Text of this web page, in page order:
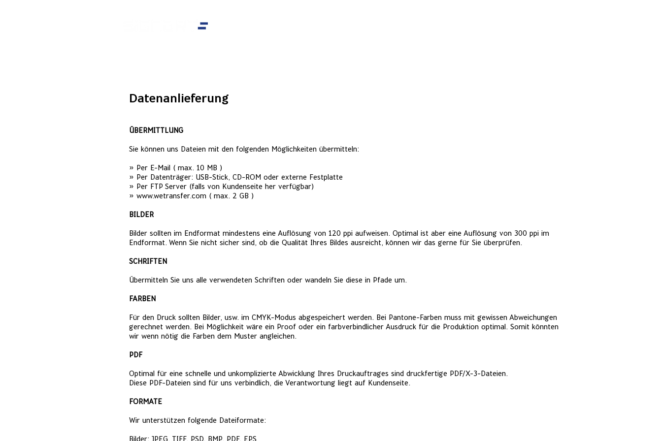
Datenanlieferung
ÜBERMITTLUNG
Sie können uns Dateien mit den folgenden Möglichkeiten übermitteln:
» Per E-Mail ( max. 10 MB )
» Per Datenträger: USB-Stick, CD-ROM oder externe Festplatte
» Per FTP Server (falls von Kundenseite her verfügbar)
» www.wetransfer.com ( max. 2 GB )
BILDER
Bilder sollten im Endformat mindestens eine Auflösung von 120 ppi aufweisen. Optimal ist aber eine Auflösung von 300 ppi im
Endformat. Wenn Sie nicht sicher sind, ob die Qualität Ihres Bildes ausreicht, können wir das gerne für Sie überprüfen.
SCHRIFTEN
Übermitteln Sie uns alle verwendeten Schriften oder wandeln Sie diese in Pfade um.
FARBEN
Für den Druck sollten Bilder, usw. im CMYK-Modus abgespeichert werden. Bei Pantone-Farben muss mit gewissen Abweichungen
gerechnet werden. Bei Möglichkeit wäre ein Proof oder ein farbverbindlicher Ausdruck für die Produktion optimal. Somit könnten
wir wenn nötig die Farben dem Muster angleichen.
PDF
Optimal für eine schnelle und unkomplizierte Abwicklung Ihres Druckauftrages sind druckfertige PDF/X-3-Dateien.
Diese PDF-Dateien sind für uns verbindlich, die Verantwortung liegt auf Kundenseite.
FORMATE
Wir unterstützen folgende Dateiformate: